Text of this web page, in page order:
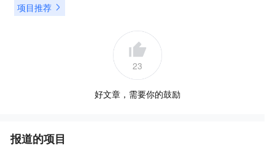
项目推荐
23
好文章，需要你的鼓励
报道的项目